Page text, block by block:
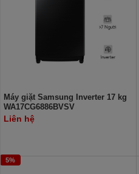
Máy giặt Samsung Inverter 17 kg
WA17CG6886BVSV
Liên hệ
5%